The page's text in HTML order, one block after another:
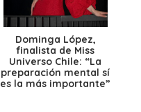
Dominga López,
finalista de Miss
Universo Chile: “La
preparación mental sí
es la más importante”